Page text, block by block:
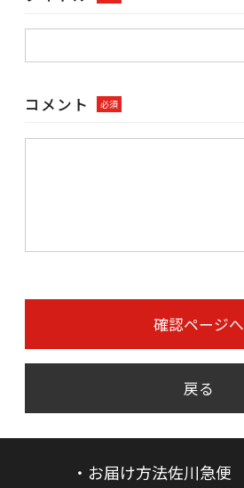
コメント 必須
確認ページへ
戻る
・お届け方法佐川急便